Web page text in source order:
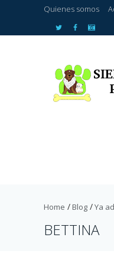
Quienes somos
Home Blog Ya
BETTINA